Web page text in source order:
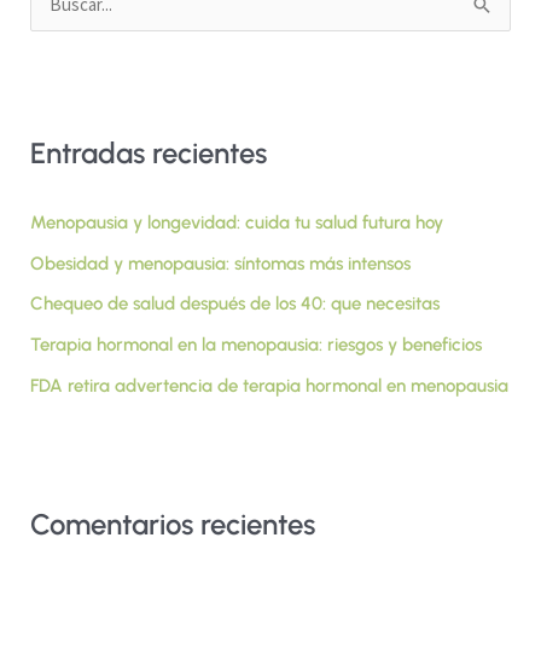
a
p
o
r
:
Entradas recientes
Menopausia y longevidad: cuida tu salud futura hoy
Obesidad y menopausia: síntomas más intensos
Chequeo de salud después de los 40: que necesitas
Terapia hormonal en la menopausia: riesgos y beneficios
FDA retira advertencia de terapia hormonal en menopausia
Comentarios recientes